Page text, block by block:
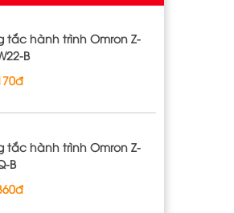
tắc hành trình Omron Z‐
tắc hành trình Omron Z‐